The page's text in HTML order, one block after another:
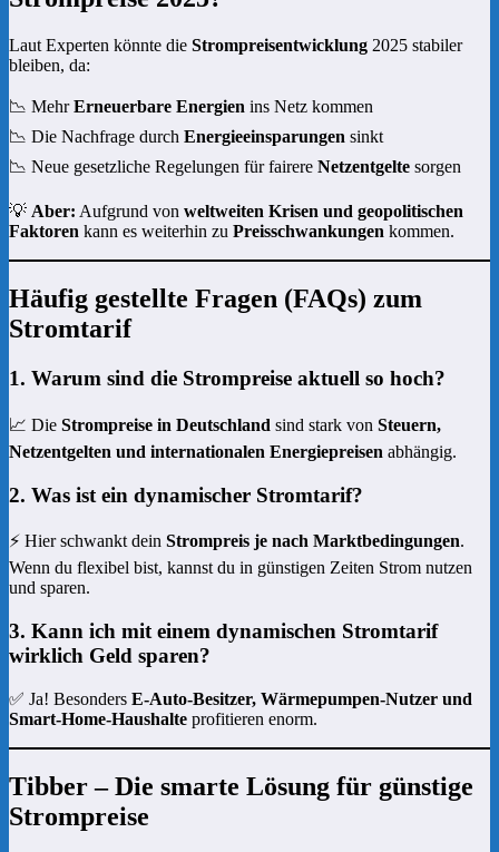
Laut Experten könnte die Strompreisentwicklung 2025 stabiler
bleiben, da:
📉 MehrErneuerbare Energien ins Netz kommen
📉 Die Nachfrage durch Energieeinsparungen sinkt
📉 Neue gesetzliche Regelungen für fairere Netzentgelte sorgen
💡 Aber: Aufgrund von weltweiten Krisen und geopolitischen
Faktoren kann es weiterhin zu Preisschwankungen kommen.
Häufig gestellte Fragen (FAQs) zum
Stromtarif
1. Warum sind die Strompreise aktuell so hoch?
📈 Die Strompreise in Deutschland sind stark von Steuern,
Netzentgelten und internationalen Energiepreisen abhängig.
2. Was ist ein dynamischer Stromtarif?
⚡ Hier schwankt dein Strompreis je nach Marktbedingungen.
Wenn du flexibel bist, kannst du in günstigen Zeiten Strom nutzen
und sparen.
3. Kann ich mit einem dynamischen Stromtarif
wirklich Geld sparen?
✅ Ja! Besonders E-Auto-Besitzer, Wärmepumpen-Nutzer und
Smart-Home-Haushalte profitieren enorm.
Tibber – Die smarte Lösung für günstige
Strompreise